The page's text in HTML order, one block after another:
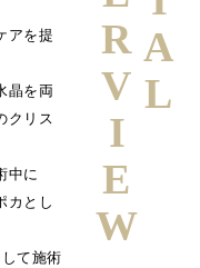
アを提
晶を両
クリス
中に
カとし
て施術